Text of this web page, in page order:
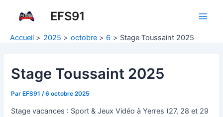
EFS91
Accueil 2025 octobre 6 Stage Toussaint 2025
Stage Toussaint 2025
Par EFS91/6 octobre 2025
Stage vacances : Sport & Jeux Vidéo à Yerres (27, 28 et 29